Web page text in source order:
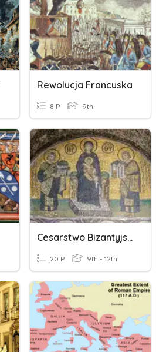
Rewolucja Francuska
8 P 9th
Cesarstwo Bizantyjskie
20 P 9th - 12th